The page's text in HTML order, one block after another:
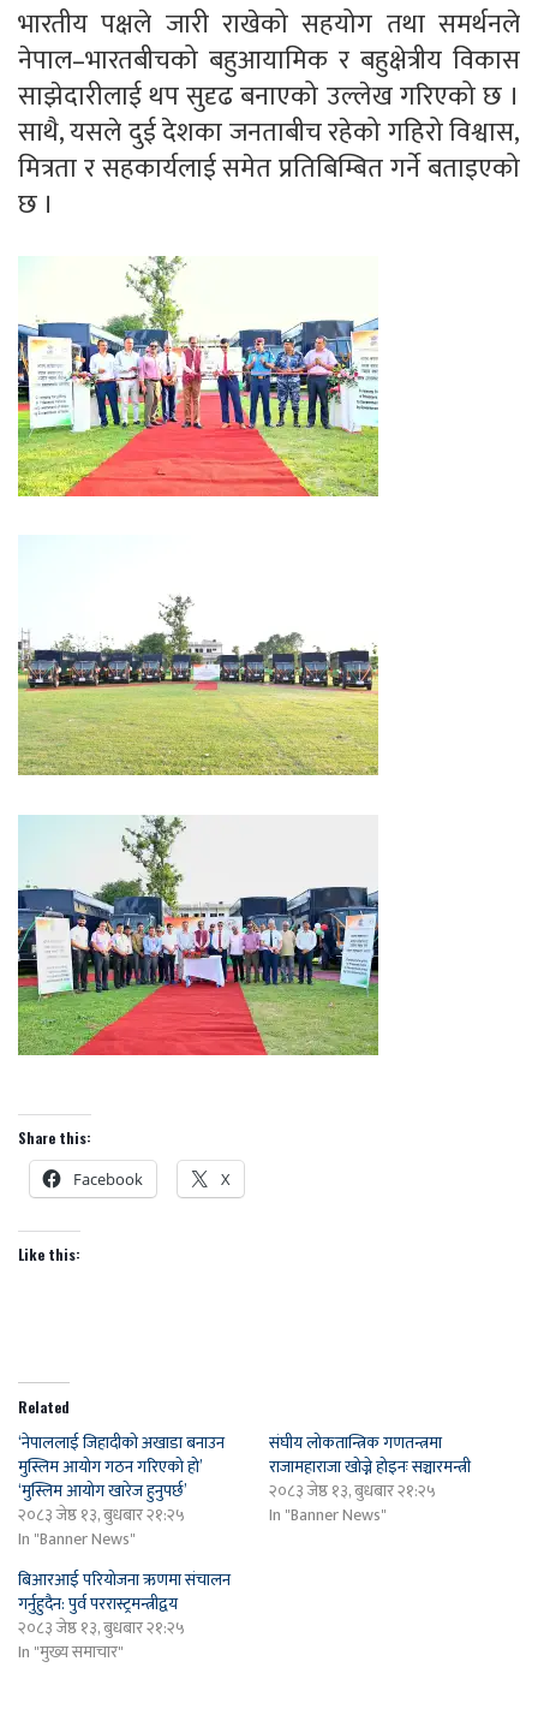
भारतीय पक्षले जारी राखेको सहयोग तथा समर्थनले
नेपाल–भारतबीचको बहुआयामिक र बहुक्षेत्रीय विकास
साझेदारीलाई थप सुदृढ बनाएको उल्लेख गरिएको छ ।
साथै, यसले दुई देशका जनताबीच रहेको गहिरो विश्वास,
मित्रता र सहकार्यलाई समेत प्रतिबिम्बित गर्ने बताइएको
छ ।
Share this:
Facebook X
Like this:
Related
‘नेपाललाई जिहादीको अखाडा बनाउन
मुस्लिम आयोग गठन गरिएको हो’
‘मुस्लिम आयोग खारेज हुनुपर्छ’
२०८३ जेष्ठ १३, बुधबार २१:२५
In "Banner News"
संघीय लोकतान्त्रिक गणतन्त्रमा
राजामहाराजा खोज्ने होइनः सञ्चारमन्त्री
२०८३ जेष्ठ १३, बुधबार २१:२५
In "Banner News"
बिआरआई परियोजना ऋणमा संचालन
गर्नुहुदैन: पुर्व पररास्ट्रमन्त्रीद्वय
२०८३ जेष्ठ १३, बुधबार २१:२५
In "मुख्य समाचार"